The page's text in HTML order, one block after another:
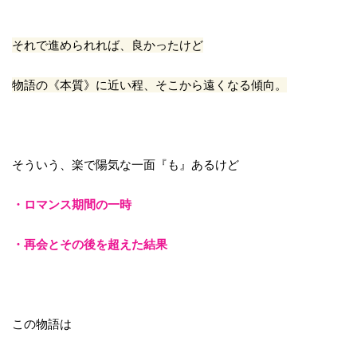
それで進められれば、良かったけど
物語の《本質》に近い程、そこから遠くなる傾向。
そういう、楽で陽気な一面『も』あるけど
・ロマンス期間の一時
・再会とその後を超えた結果
この物語は